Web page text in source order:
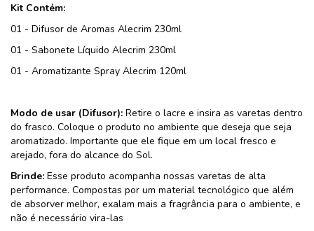
Kit Contém:
01 - Difusor de Aromas Alecrim 230ml
01 - Sabonete Líquido Alecrim 230ml
01 - Aromatizante Spray Alecrim 120ml
Modo de usar (Difusor): Retire o lacre e insira as varetas dentro
do frasco. Coloque o produto no ambiente que deseja que seja
aromatizado. Importante que ele fique em um local fresco e
arejado, fora do alcance do Sol.
Brinde: Esse produto acompanha nossas varetas de alta
performance. Compostas por um material tecnológico que além
de absorver melhor, exalam mais a fragrância para o ambiente, e
não é necessário vira-las